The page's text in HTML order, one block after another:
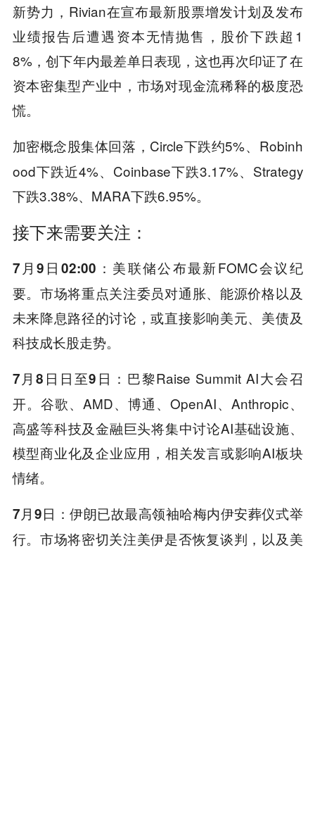
新势力，Rivian在宣布最新股票增发计划及发布
业绩报告后遭遇资本无情抛售，股价下跌超1
8%，创下年内最差单日表现，这也再次印证了在
资本密集型产业中，市场对现金流稀释的极度恐
慌。
加密概念股集体回落 ，Circle下跌约5%、Robinh
ood下跌近4%、Coinbase下跌3.17%、Strategy
下跌3.38%、MARA下跌6.95%。
接下来需要关注：
7月9日02:00 ：美联储公布最新FOMC会议纪
要。市场将重点关注委员对通胀、能源价格以及
未来降息路径的讨论，或直接影响美元、美债及
科技成长股走势。
7月8日日至9日 ：巴黎Raise Summit AI大会召
开。谷歌、AMD、博通、OpenAI、Anthropic、
高盛等科技及金融巨头将集中讨论AI基础设施、
模型商业化及企业应用，相关发言或影响AI板块
情绪。
7月9日 ：伊朗已故最高领袖哈梅内伊安葬仪式举
行。市场将密切关注美伊是否恢复谈判，以及美